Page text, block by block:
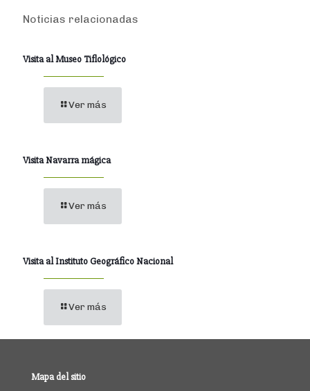
Noticias relacionadas
Visita al Museo Tiflológico
Ver más
Visita Navarra mágica
Ver más
Visita al Instituto Geográfico Nacional
Ver más
Mapa del sitio